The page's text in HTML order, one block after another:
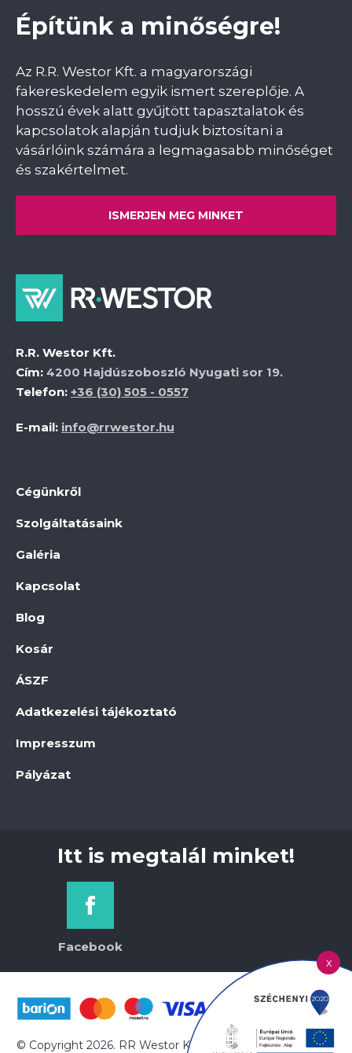
Építünk a minőségre!
Az R.R. Westor Kft. a magyarországi
fakereskedelem egyik ismert szereplője. A
hosszú évek alatt gyűjtött tapasztalatok és
kapcsolatok alapján tudjuk biztosítani a
vásárlóink számára a legmagasabb minőséget
és szakértelmet.
ISMERJEN MEG MINKET
R.R. Westor Kft.
Cím: 4200 Hajdúszoboszló Nyugati sor 19.
Telefon: +36 (30) 505 - 0557
E-mail: info@rrwestor.hu
Cégünkről
Szolgáltatásaink
Galéria
Kapcsolat
Blog
Kosár
ÁSZF
Adatkezelési tájékoztató
Impresszum
Pályázat
Itt is megtalál minket!
Facebook
© Copyright 2026. RR Westor Kft. | Minden jog fenntartva!
x